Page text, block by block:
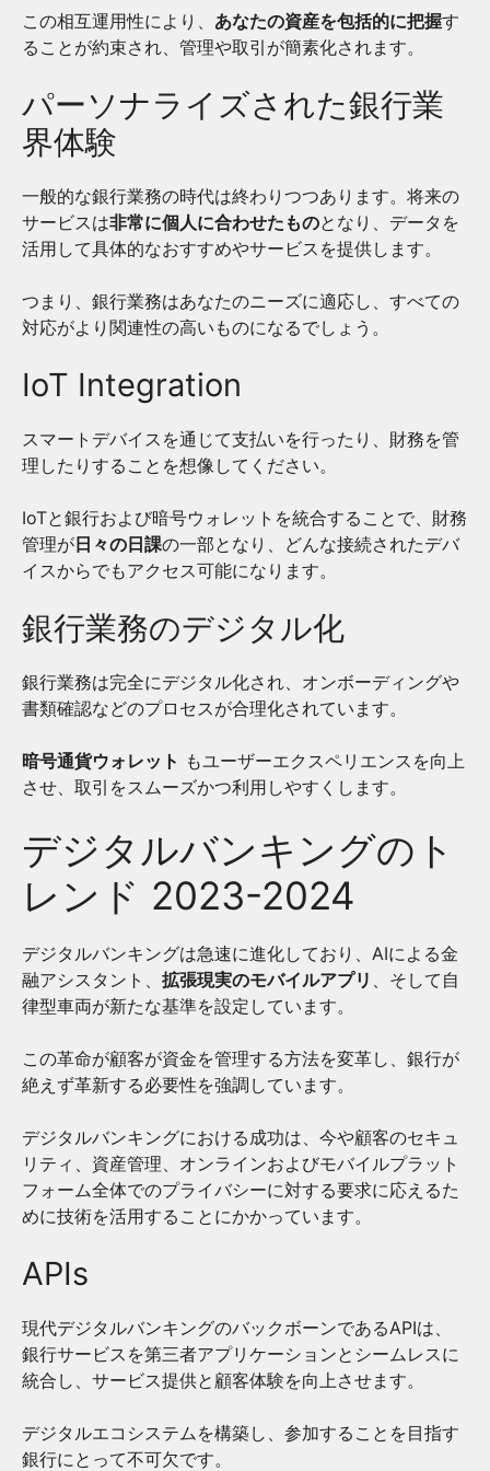
この相互運用性により、 あなたの資産を包括的に把握す
ることが約束され、管理や取引が簡素化されます。
パーソナライズされた銀行業
界体験
一般的な銀行業務の時代は終わりつつあります。将来の
サービスは非常に個人に合わせたものとなり、データを
活用して具体的なおすすめやサービスを提供します。
つまり、銀行業務はあなたのニーズに適応し、すべての
対応がより関連性の高いものになるでしょう。
IoT Integration
スマートデバイスを通じて支払いを行ったり、財務を管
理したりすることを想像してください。
IoTと銀行および暗号ウォレットを統合することで、財務
管理が日々の日課の一部となり、どんな接続されたデバ
イスからでもアクセス可能になります。
銀行業務のデジタル化
銀行業務は完全にデジタル化され、オンボーディングや
書類確認などのプロセスが合理化されています。
暗号通貨ウォレット もユーザーエクスペリエンスを向上
させ、取引をスムーズかつ利用しやすくします。
デジタルバンキングのト
レンド 2023-2024
デジタルバンキングは急速に進化しており、AIによる金
融アシスタント、 拡張現実のモバイルアプリ
、そして自
律型車両が新たな基準を設定しています。
この革命が顧客が資金を管理する方法を変革し、銀行が
絶えず革新する必要性を強調しています。
デジタルバンキングにおける成功は、今や顧客のセキュ
リティ、資産管理、オンラインおよびモバイルプラット
フォーム全体でのプライバシーに対する要求に応えるた
めに技術を活用することにかかっています。
APIs
現代デジタルバンキングのバックボーンであるAPIは、
銀行サービスを第三者アプリケーションと シームレスに
統合 し、サービス提供と顧客体験を向上させます。
デジタルエコシステムを構築し、参加することを目指す
銀行にとって不可欠です。